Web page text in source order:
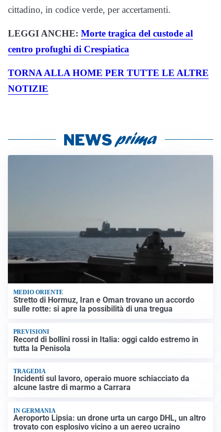
cittadino, in codice verde, per accertamenti.
LEGGI ANCHE: Morte tragica del custode al
centro profughi di Crespiatica
TORNA ALLA HOME PER TUTTE LE ALTRE
NOTIZIE
MEDIO ORIENTE
Stretto di Hormuz, Iran e Oman trovano un accordo
sulle rotte: si apre la possibilità di una tregua
PREVISIONI
Record di bollini rossi in Italia: oggi caldo estremo in
tutta la Penisola
TRAGEDIA
Incidenti sul lavoro, operaio muore schiacciato da
alcune lastre di marmo a Carrara
IN GERMANIA
Aeroporto Lipsia: un drone urta un cargo DHL, un altro
trovato con esplosivo vicino a un aereo ucraino